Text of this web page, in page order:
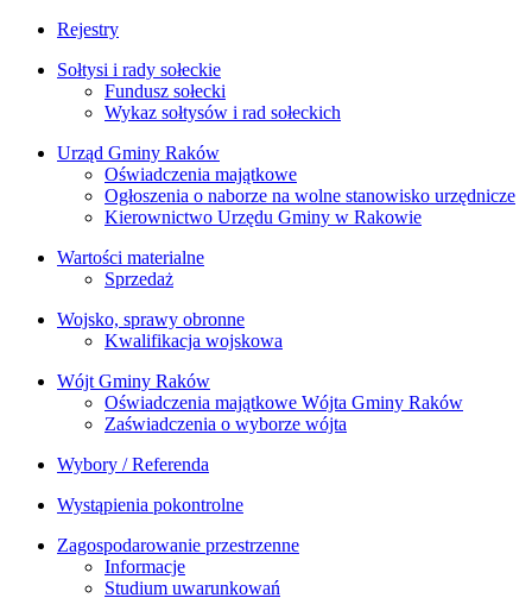
Rejestry
Sołtysi i rady sołeckie
Fundusz sołecki
Wykaz sołtysów i rad sołeckich
Urząd Gminy Raków
Oświadczenia majątkowe
Ogłoszenia o naborze na wolne stanowisko urzędnicze
Kierownictwo Urzędu Gminy w Rakowie
Wartości materialne
Sprzedaż
Wojsko, sprawy obronne
Kwalifikacja wojskowa
Wójt Gminy Raków
Oświadczenia majątkowe Wójta Gminy Raków
Zaświadczenia o wyborze wójta
Wybory / Referenda
Wystąpienia pokontrolne
Zagospodarowanie przestrzenne
Informacje
Studium uwarunkowań